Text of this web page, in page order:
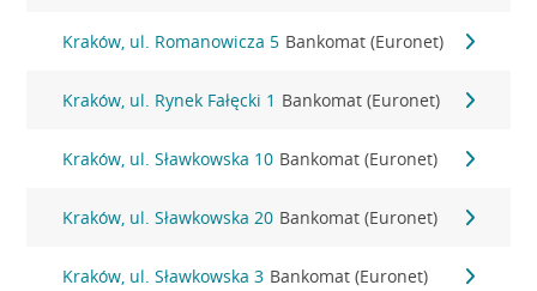
Kraków, ul. Romanowicza 5 Bankomat (Euronet)
Kraków, ul. Rynek Fałęcki 1 Bankomat (Euronet)
Kraków, ul. Sławkowska 10 Bankomat (Euronet)
Kraków, ul. Sławkowska 20 Bankomat (Euronet)
Kraków, ul. Sławkowska 3 Bankomat (Euronet)